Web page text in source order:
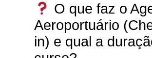
O que faz o
Aeroportuário
in) e qual a